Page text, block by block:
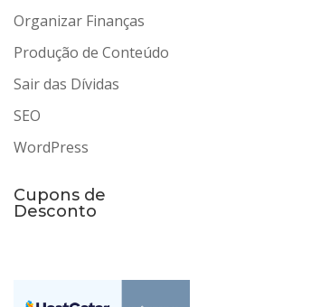
Organizar Finanças
Produção de Conteúdo
Sair das Dívidas
SEO
WordPress
Cupons de
Desconto